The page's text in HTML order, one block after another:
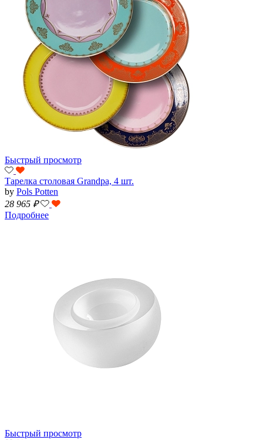
Быстрый просмотр
Тарелка столовая Grandpa, 4 шт.
by Pols Potten
28 965 ₽
Подробнее
Быстрый просмотр